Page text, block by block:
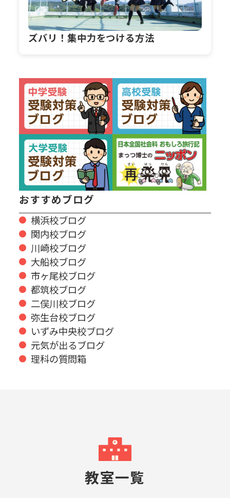
ズバリ！集中力をつける方法
おすすめブログ
横浜校ブログ
関内校ブログ
川崎校ブログ
大船校ブログ
市ヶ尾校ブログ
都筑校ブログ
二俣川校ブログ
弥生台校ブログ
いずみ中央校ブログ
元気が出るブログ
理科の質問箱
教室一覧